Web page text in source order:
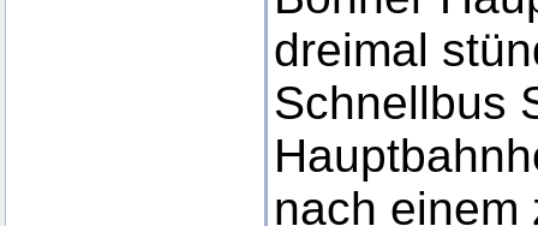
dreimal
Schnellbus
nach einem